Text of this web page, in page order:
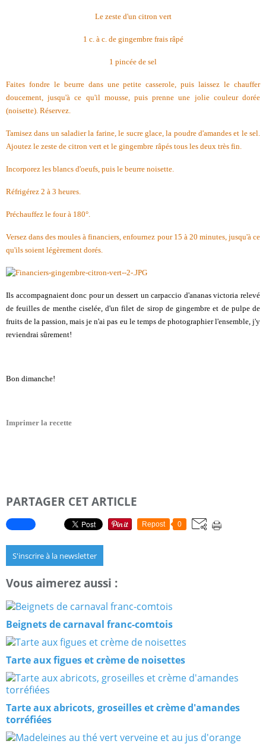
Le zeste d'un citron vert
1 c. à c. de gingembre frais râpé
1 pincée de sel
Faites fondre le beurre dans une petite casserole, puis laissez le chauffer
doucement, jusqu'à ce qu'il mousse, puis prenne une jolie couleur dorée
(noisette). Réservez.
Tamisez dans un saladier la farine, le sucre glace, la poudre d'amandes et le sel.
Ajoutez le zeste de citron vert et le gingembre râpés tous les deux très fin.
Incorporez les blancs d'oeufs, puis le beurre noisette.
Réfrigérez 2 à 3 heures.
Préchauffez le four à 180°.
Versez dans des moules à financiers, enfournez pour 15 à 20 minutes, jusqu'à ce
qu'ils soient légèrement dorés.
Ils accompagnaient donc pour un dessert un carpaccio d'ananas victoria relevé
de feuilles de menthe ciselée, d'un filet de sirop de gingembre et de pulpe de
fruits de la passion, mais je n'ai pas eu le temps de photographier l'ensemble, j'y
reviendrai sûrement!
Bon dimanche!
Imprimer la recette
PARTAGER CET ARTICLE
Repost 0
S'inscrire à la newsletter
Vous aimerez aussi :
Beignets de carnaval franc-comtois
Tarte aux figues et crème de noisettes
Tarte aux abricots, groseilles et crème d'amandes
torréfiées